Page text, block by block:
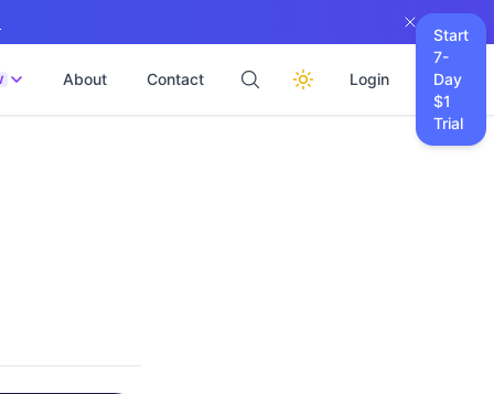
About Contact Login
Start
7-
Day
$1
Trial